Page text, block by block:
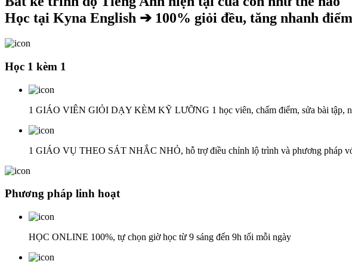
Học tại Kyna English ➔ 100% giỏi đều, tăng nhanh
Học 1 kèm 1
1 GIÁO VIÊN GIỎI DẠY KÈM KỸ LƯỠNG 1 học viên, chấm điểm, sửa bài tập,
1 GIÁO VỤ THEO SÁT NHẮC NHỎ, hỗ trợ điều chỉnh lộ trình và phương pháp
Phương pháp linh hoạt
HỌC ONLINE 100%, tự chọn giờ học từ 9 sáng đến 9h tối mỗi ngày